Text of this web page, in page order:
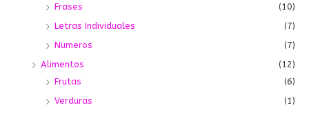
Frases
(10)
Letras Individuales
(7)
Numeros
(7)
Alimentos
(12)
Frutas
(6)
Verduras
(1)